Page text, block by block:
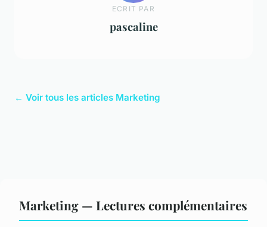
ECRIT PAR
pascaline
← Voir tous les articles Marketing
Marketing — Lectures complémentaires